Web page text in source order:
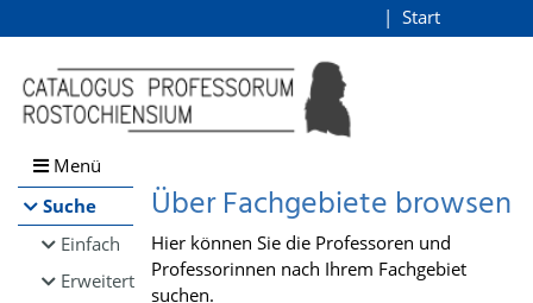
Browsen
direkt zum Inhalt
Start
Menü
Suche
Einfach
Erweitert
Über Fachgebiete browsen
Hier können Sie die Professoren und
Professorinnen nach Ihrem Fachgebiet
suchen.